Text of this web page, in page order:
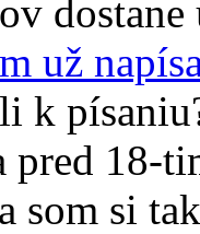
už
k
pred 18-
som si